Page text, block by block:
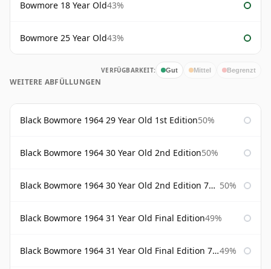
Bowmore 18 Year Old43%
Bowmore 25 Year Old43%
VERFÜGBARKEIT: Gut Mittel Begrenzt
WEITERE ABFÜLLUNGEN
Black Bowmore 1964 29 Year Old 1st Edition50%
Black Bowmore 1964 30 Year Old 2nd Edition50%
Black Bowmore 1964 30 Year Old 2nd Edition 75cl 50%
Black Bowmore 1964 31 Year Old Final Edition49%
Black Bowmore 1964 31 Year Old Final Edition 75cl 49%